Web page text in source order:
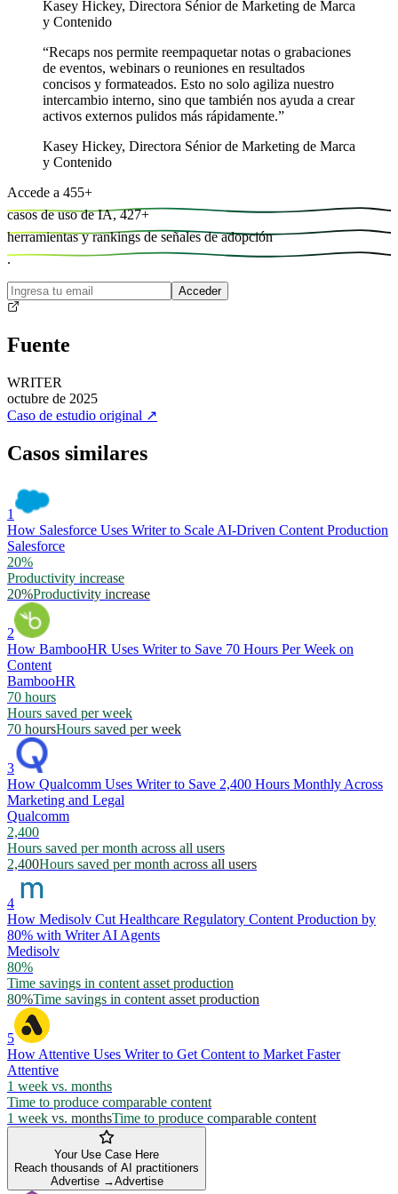
Kasey Hickey, Directora Sénior de Marketing de Marca
y Contenido
“Recaps nos permite reempaquetar notas o grabaciones
de eventos, webinars o reuniones en resultados
concisos y formateados. Esto no solo agiliza nuestro
intercambio interno, sino que también nos ayuda a crear
activos externos pulidos más rápidamente.”
Kasey Hickey, Directora Sénior de Marketing de Marca
y Contenido
Accede a 455+
casos de uso de IA, 427+
herramientas y rankings de señales de adopción
.
Acceder
Fuente
WRITER
octubre de 2025
Caso de estudio original ↗
Casos similares
1
How Salesforce Uses Writer to Scale AI-Driven Content Production
Salesforce
20%
Productivity increase
20%Productivity increase
2
How BambooHR Uses Writer to Save 70 Hours Per Week on
Content
BambooHR
70 hours
Hours saved per week
70 hoursHours saved per week
3
How Qualcomm Uses Writer to Save 2,400 Hours Monthly Across
Marketing and Legal
Qualcomm
2,400
Hours saved per month across all users
2,400Hours saved per month across all users
4
How Medisolv Cut Healthcare Regulatory Content Production by
80% with Writer AI Agents
Medisolv
80%
Time savings in content asset production
80%Time savings in content asset production
5
How Attentive Uses Writer to Get Content to Market Faster
Attentive
1 week vs. months
Time to produce comparable content
1 week vs. monthsTime to produce comparable content
Your Use Case Here
Reach thousands of AI practitioners
Advertise →Advertise